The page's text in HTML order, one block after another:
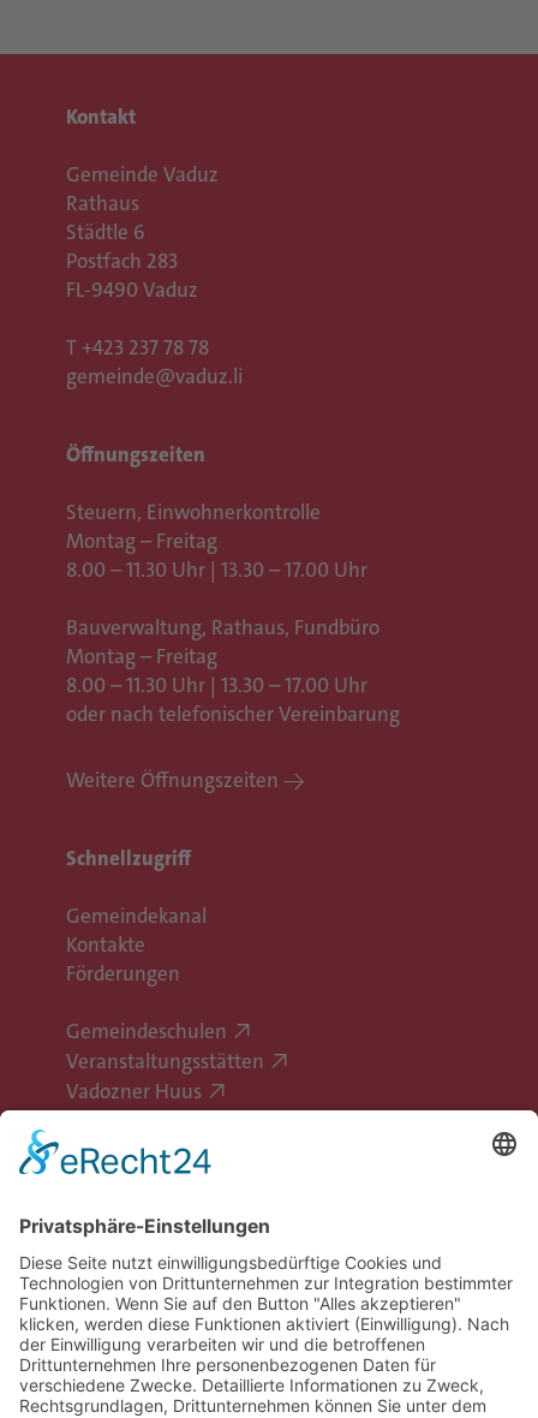
Kontakt
Gemeinde Vaduz
Rathaus
Städtle 6
Postfach 283
FL-9490 Vaduz
T +423 237 78 78
gemeinde@vaduz.li
Öffnungszeiten
Steuern, Einwohnerkontrolle
Montag – Freitag
8.00 – 11.30 Uhr | 13.30 – 17.00 Uhr
Bauverwaltung, Rathaus, Fundbüro
Montag – Freitag
8.00 – 11.30 Uhr | 13.30 – 17.00 Uhr
oder nach telefonischer Vereinbarung
Weitere Öffnungszeiten
Schnellzugriff
Gemeindekanal
Kontakte
Förderungen
Gemeindeschulen
Veranstaltungsstätten
Vadozner Huus